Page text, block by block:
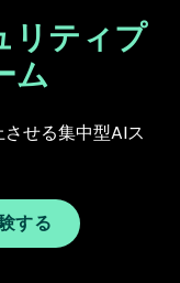
リティプ
ム
せる集中型AIス
する